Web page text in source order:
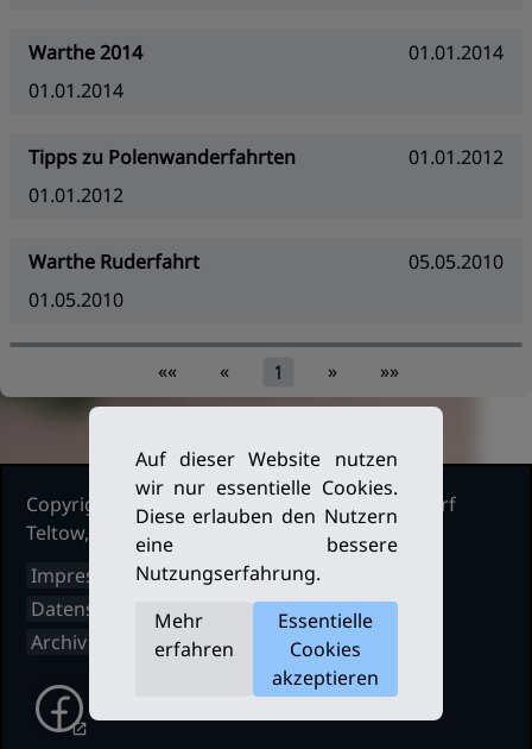
Warthe 2014
01.01.2014
01.01.2014
Tipps zu Polenwanderfahrten
01.01.2012
01.01.2012
Warthe Ruderfahrt
05.05.2010
01.05.2010
«« « 1 » »»
Copyright Ruderclub Kleinmachnow Stahnsdorf
Teltow, 2026. Alle Rechte vorbehalten.
Impressum
Datenschutz
Archiv
Auf dieser Website nutzen
wir nur essentielle Cookies.
Diese erlauben den Nutzern
eine bessere
Nutzungserfahrung.
Mehr
erfahren
Essentielle
Cookies
akzeptieren